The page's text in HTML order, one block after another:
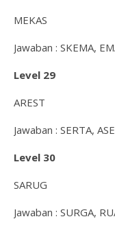
MEKAS
Jawaban : SKEMA,
Level 29
AREST
Jawaban : SERTA,
Level 30
SARUG
Jawaban : SURGA,